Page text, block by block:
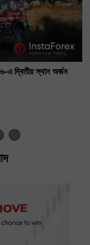
দ্বিতীয় স্থান অর্জন